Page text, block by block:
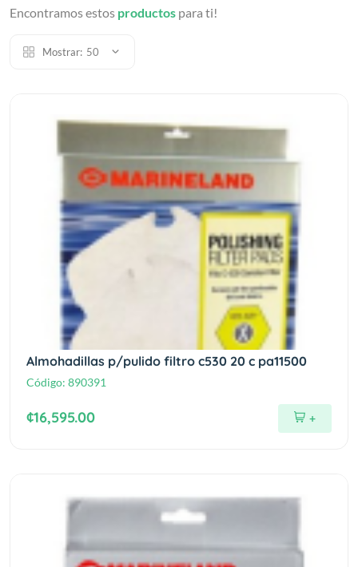
Encontramos estos productos para ti!
Mostrar: 50
Almohadillas p/pulido filtro c530 20 c pa11500
Código: 890391
¢16,595.00 +